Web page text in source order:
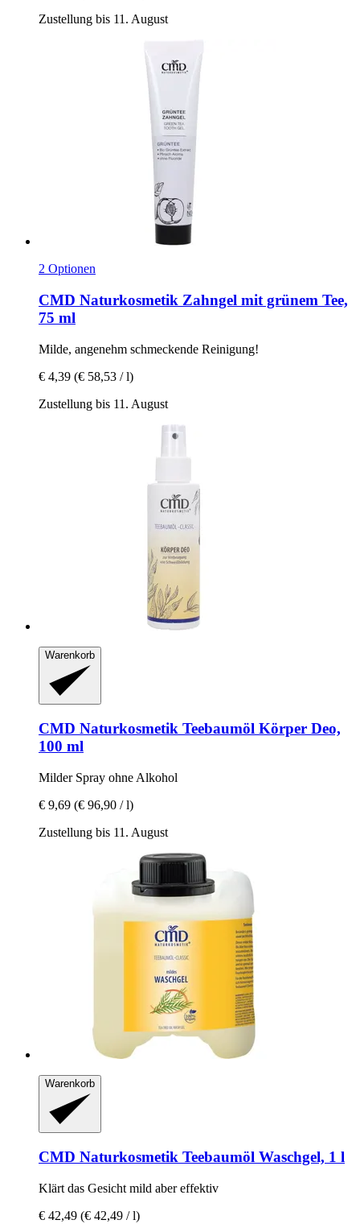
Zustellung bis 11. August
2 Optionen
CMD Naturkosmetik Zahngel mit grünem Tee,
75 ml
Milde, angenehm schmeckende Reinigung!
€ 4,39 (€ 58,53 / l)
Zustellung bis 11. August
Warenkorb
CMD Naturkosmetik Teebaumöl Körper Deo,
100 ml
Milder Spray ohne Alkohol
€ 9,69 (€ 96,90 / l)
Zustellung bis 11. August
Warenkorb
CMD Naturkosmetik Teebaumöl Waschgel, 1 l
Klärt das Gesicht mild aber effektiv
€ 42,49 (€ 42,49 / l)